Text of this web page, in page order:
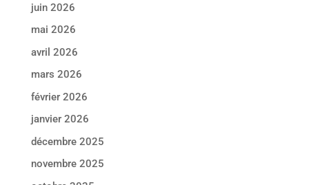
juin 2026
mai 2026
avril 2026
mars 2026
février 2026
janvier 2026
décembre 2025
novembre 2025